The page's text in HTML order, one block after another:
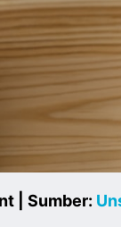
| Sumber: